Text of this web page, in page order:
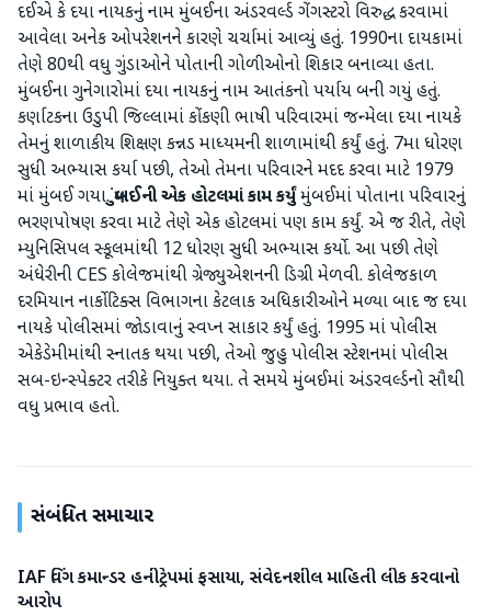
દઈએ કે દયા નાયકનું નામ મુંબઈના અંડરવર્લ્ડ ગેંગસ્ટરો વિરુદ્ધ કરવામાં
આવેલા અનેક ઓપરેશનને કારણે ચર્ચામાં આવ્યું હતું. 1990ના દાયકામાં
તેણે 80થી વધુ ગુંડાઓને પોતાની ગોળીઓનો શિકાર બનાવ્યા હતા.
મુંબઈના ગુનેગારોમાં દયા નાયકનું નામ આતંકનો પર્યાય બની ગયું હતું.
કર્ણાટકના ઉડુપી જિલ્લામાં કોંકણી ભાષી પરિવારમાં જન્મેલા દયા નાયકે
તેમનું શાળાકીય શિક્ષણ કન્નડ માધ્યમની શાળામાંથી કર્યું હતું. 7મા ધોરણ
સુધી અભ્યાસ કર્યા પછી, તેઓ તેમના પરિવારને મદદ કરવા માટે 1979
માં મુંબઈ ગયા.મુંબઈની એક હોટલમાં કામ કર્યુંમુંબઈમાં પોતાના પરિવારનું
ભરણપોષણ કરવા માટે તેણે એક હોટલમાં પણ કામ કર્યું. એ જ રીતે, તેણે
મ્યુનિસિપલ સ્કૂલમાંથી 12 ધોરણ સુધી અભ્યાસ કર્યો. આ પછી તેણે
અંધેરીની CES કોલેજમાંથી ગ્રેજ્યુએશનની ડિગ્રી મેળવી. કોલેજકાળ
દરમિયાન નાર્કોટિક્સ વિભાગના કેટલાક અધિકારીઓને મળ્યા બાદ જ દયા
નાયકે પોલીસમાં જોડાવાનું સ્વપ્ન સાકાર કર્યું હતું. 1995 માં પોલીસ
એકેડેમીમાંથી સ્નાતક થયા પછી, તેઓ જુહુ પોલીસ સ્ટેશનમાં પોલીસ
સબ-ઇન્સ્પેક્ટર તરીકે નિયુક્ત થયા. તે સમયે મુંબઈમાં અંડરવર્લ્ડનો સૌથી
વધુ પ્રભાવ હતો.
સંબંધિત સમાચાર
રાષ્ટ્રીય
IAF વિંગ કમાન્ડર હનીટ્રેપમાં ફસાયા, સંવેદનશીલ માહિતી લીક કરવાનો
આરોપ